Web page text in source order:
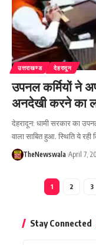
उत्तराखण्ड देहरादून
उपनल कर्मियों ने
अनदेखी करने का
देहरादून: धामी सरकार का
वाला साबित हुआ. स्थिति ये
TheNewswala April 7,
1 2 3
Stay Connected